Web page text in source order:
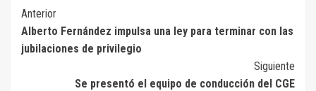
Navegación
de
entradas
Anterior
Alberto Fernández impulsa una ley para terminar con las
jubilaciones de privilegio
Siguiente
Se presentó el equipo de conducción del CGE